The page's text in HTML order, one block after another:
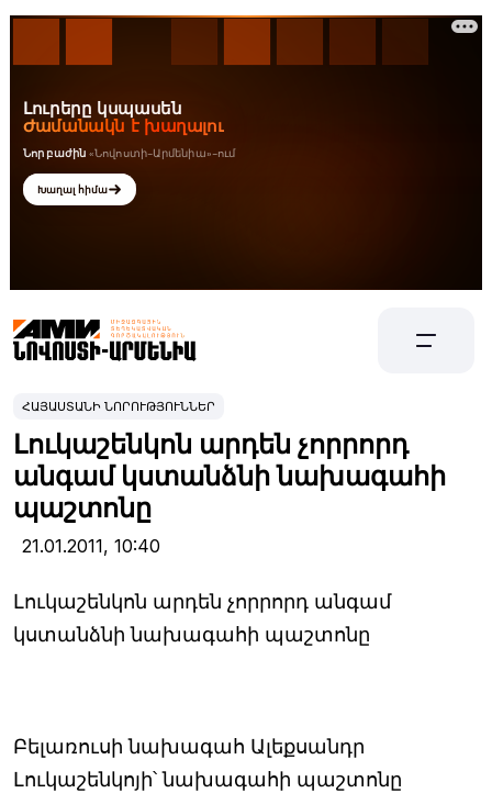
ՀԱՅԱՍՏԱՆԻ ՆՈՐՈՒԹՅՈՒՆՆԵՐ
Լուկաշենկոն արդեն չորրորդ
անգամ կստանձնի նախագահի
պաշտոնը
21.01.2011, 10:40
Լուկաշենկոն արդեն չորրորդ անգամ
կստանձնի նախագահի պաշտոնը
Բելառուսի նախագահ Ալեքսանդր
Լուկաշենկոյի՝ նախագահի պաշտոնը